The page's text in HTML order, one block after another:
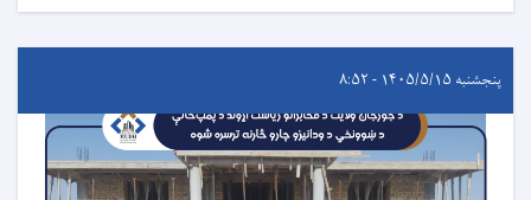
پنجشنبه ۱۴۰۵/۵/۱۵ - ۸:۵۲